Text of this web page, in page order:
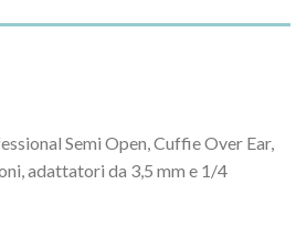
Semi Open, Cuffie Over Ear,
adattatori da 3,5 mm e 1/4